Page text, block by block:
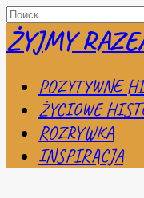
Перейти
к
содержанию
Search
for:
ŻYJMY
POZYTYWNE
ŻYCIOWE
ROZRYWKA
INSPIRACJA